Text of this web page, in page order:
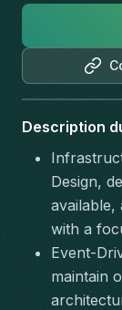
Description
Design,
available,
with a
Event-
maintain